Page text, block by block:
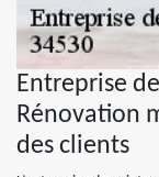
Entreprise
Rénovation
des clients